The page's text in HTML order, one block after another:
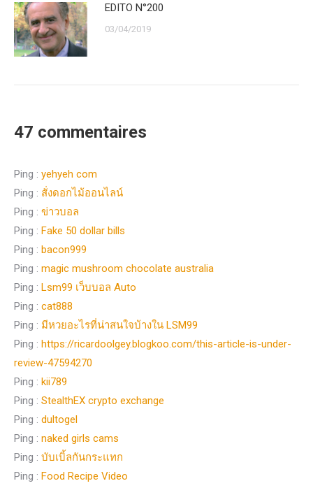
EDITO N°200
03/04/2019
47 commentaires
Ping : yehyeh com
Ping : สั่งดอกไม้ออนไลน์
Ping : ข่าวบอล
Ping : Fake 50 dollar bills
Ping : bacon999
Ping : magic mushroom chocolate australia
Ping : Lsm99 เว็บบอล Auto
Ping : cat888
Ping : มีหวยอะไรที่น่าสนใจบ้างใน LSM99
Ping : https://ricardoolgey.blogkoo.com/this-article-is-under-
review-47594270
Ping : kii789
Ping : StealthEX crypto exchange
Ping : dultogel
Ping : naked girls cams
Ping : บับเบิ้ลกันกระแทก
Ping : Food Recipe Video